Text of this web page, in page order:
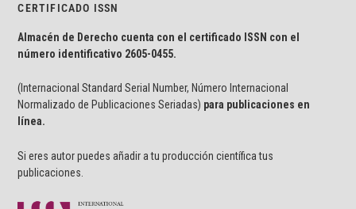
CERTIFICADO ISSN
Almacén de Derecho cuenta con el certificado ISSN con el
número identificativo 2605-0455.
(Internacional Standard Serial Number, Número Internacional
Normalizado de Publicaciones Seriadas) para publicaciones en
línea.
Si eres autor puedes añadir a tu producción científica tus
publicaciones.